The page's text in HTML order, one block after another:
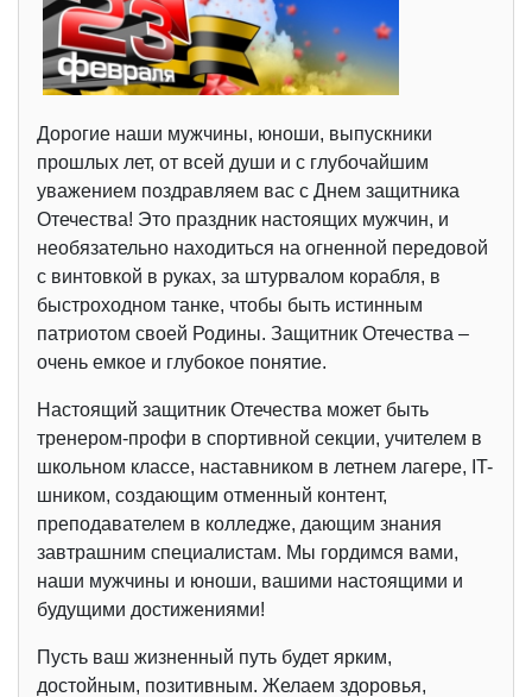
Дорогие наши мужчины, юноши, выпускники
прошлых лет, от всей души и с глубочайшим
уважением поздравляем вас с Днем защитника
Отечества! Это праздник настоящих мужчин, и
необязательно находиться на огненной передовой
с винтовкой в руках, за штурвалом корабля, в
быстроходном танке, чтобы быть истинным
патриотом своей Родины. Защитник Отечества –
очень емкое и глубокое понятие.
Настоящий защитник Отечества может быть
тренером-профи в спортивной секции, учителем в
школьном классе, наставником в летнем лагере, IT-
шником, создающим отменный контент,
преподавателем в колледже, дающим знания
завтрашним специалистам. Мы гордимся вами,
наши мужчины и юноши, вашими настоящими и
будущими достижениями!
Пусть ваш жизненный путь будет ярким,
достойным, позитивным. Желаем здоровья,